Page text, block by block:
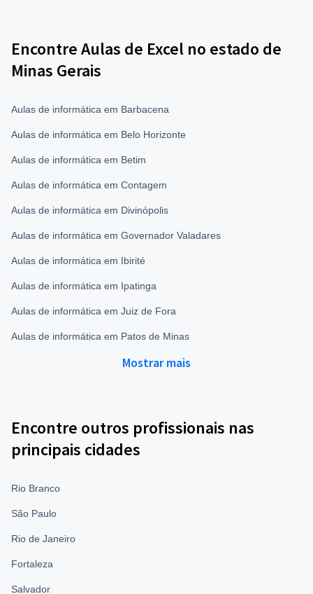
Encontre Aulas de Excel no estado de
Minas Gerais
Aulas de informática em Barbacena
Aulas de informática em Belo Horizonte
Aulas de informática em Betim
Aulas de informática em Contagem
Aulas de informática em Divinópolis
Aulas de informática em Governador Valadares
Aulas de informática em Ibirité
Aulas de informática em Ipatinga
Aulas de informática em Juiz de Fora
Aulas de informática em Patos de Minas
Mostrar mais
Encontre outros profissionais nas
principais cidades
Rio Branco
São Paulo
Rio de Janeiro
Fortaleza
Salvador